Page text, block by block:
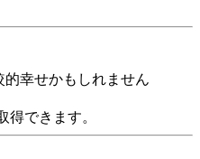
幸せかもしれません
得できます。